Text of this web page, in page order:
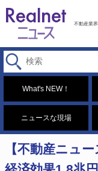
不動産業
What's NEW！
ニュースな現場
【不動産ニュ